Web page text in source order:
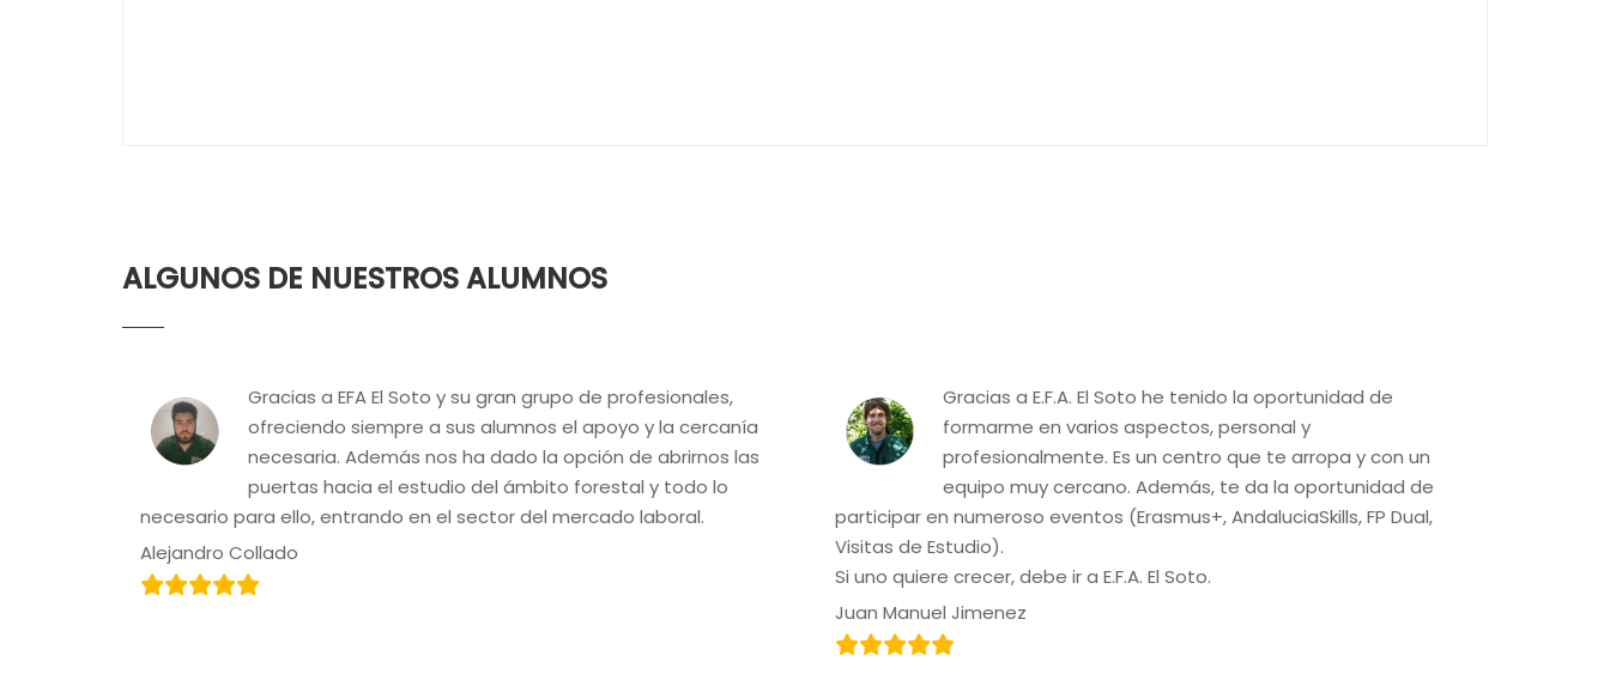
ALGUNOS DE NUESTROS ALUMNOS
Gracias a EFA El Soto y su gran grupo de profesionales,
ofreciendo siempre a sus alumnos el apoyo y la cercanía
necesaria. Además nos ha dado la opción de abrirnos las
puertas hacia el estudio del ámbito forestal y todo lo
necesario para ello, entrando en el sector del mercado laboral.
Alejandro Collado
Gracias a E.F.A. El Soto he tenido la oportunidad de
formarme en varios aspectos, personal y
profesionalmente. Es un centro que te arropa y con un
equipo muy cercano. Además, te da la oportunidad de
participar en numeroso eventos (Erasmus+, AndaluciaSkills, FP Dual,
Visitas de Estudio).
Si uno quiere crecer, debe ir a E.F.A. El Soto.
Juan Manuel Jimenez